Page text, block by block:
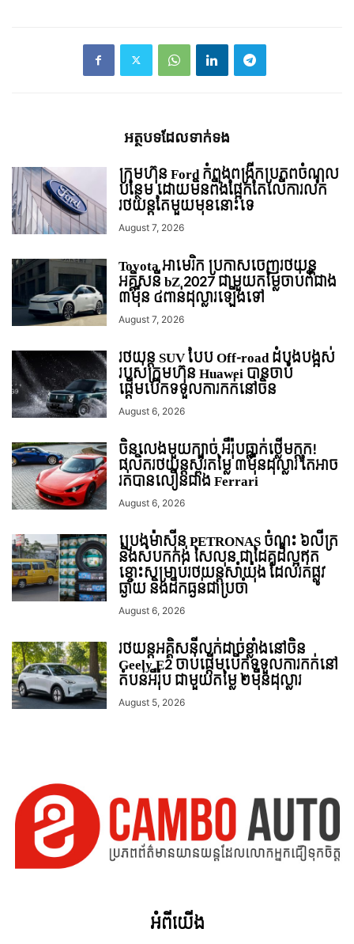
អត្ថបទ​ដែល​ទាក់ទង
ក្រុមហ៊ុន Ford កំពុងពង្រីកប្រភពចំណូល
បន្ថែម ដោយមិនពឹងផ្អែកតែលើការលក់
រថយន្ដតែមួយមុខនោះទេ
August 7, 2026
Toyota អាមេរិក ប្រកាសចេញរថយន្ត
អគ្គិសនី bZ 2027 ជាមួយតម្លៃចាប់ពីជាង
៣ម៉ឺន ៤ពាន់ដុល្លារឡើងទៅ
August 7, 2026
រថយន្ត SUV បែប Off-road ដំបូងបង្អស់
របស់ក្រុមហ៊ុន Huawei បានចាប់
ផ្តើមបើកទទួលការកក់នៅចិន
August 6, 2026
ចិនលេងមួយក្បាច់ អឺរ៉ុបធ្លាក់ថ្លើមក្តុក!
ផលិតរថយន្តស្ព័រតម្លៃ ៣ម៉ឺនដុល្លារ តែអាច
រត់បានលឿនជាង Ferrari
August 6, 2026
ប្រេងម៉ាស៊ីន PETRONAS ចំណុះ ៦លីត្រ
និងសំបកកង់ សៃលុន ជាដៃគូដ៏ល្អឥត
ខ្ចោះសម្រាប់រថយន្តសាំយ៉ុង ដែលរត់ផ្លូវ
ឆ្ងាយ និងដឹកធ្ងន់ជាប្រចាំ
August 6, 2026
រថយន្ដអគ្គិសនីលក់ដាច់ខ្លាំងនៅចិន
Geely E2 ចាប់ផ្តើមបើកទទួលការកក់នៅ
តំបន់អឺរ៉ុប ជាមួយតម្លៃ ២ម៉ឺនដុល្លារ
August 5, 2026
អំពី​យើង